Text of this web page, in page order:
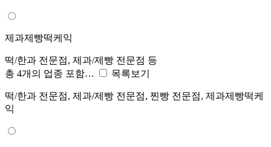
제과제빵떡케익
떡/한과 전문점, 제과/제빵 전문점 등
총 4개의 업종 포함…
목록보기
떡/한과 전문점, 제과/제빵 전문점, 찐빵 전문점, 제과제빵떡케
익